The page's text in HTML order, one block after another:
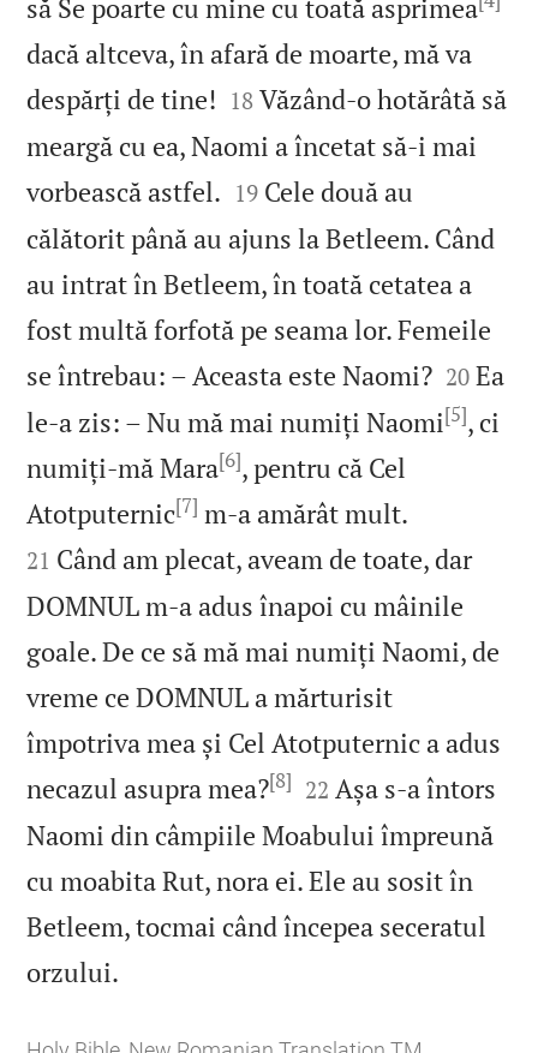
să Se poarte cu mine cu toată asprimea
dacă altceva, în afară de moarte, mă va
despărți de tine! 

18 Văzând‑o hotărâtă să
meargă cu ea, Naomi a încetat să‑i mai
vorbească astfel. 

19 Cele două au
călătorit până au ajuns la Betleem. Când
au intrat în Betleem, în toată cetatea a
fost multă forfotă pe seama lor. Femeile
se întrebau: – Aceasta este Naomi?
20 Ea
le‑a zis: – Nu mă mai numiți Naomi[5], ci
numiți‑mă Mara[6], pentru că Cel
Atotputernic[7] m‑a amărât mult.
21 Când am plecat, aveam de toate, dar
DOMNUL m‑a adus înapoi cu mâinile
goale. De ce să mă mai numiți Naomi, de
vreme ce DOMNUL a mărturisit
împotriva mea și Cel Atotputernic a adus
necazul asupra mea?[8] 

22 Așa s‑a întors
Naomi din câmpiile Moabului împreună
cu moabita Rut, nora ei. Ele au sosit în
Betleem, tocmai când începea seceratul
orzului.